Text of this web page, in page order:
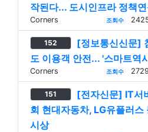
작된다... 도시인프라 정책
Corners 조회수
152
[정보통신신문]
도 이용객 안전... '스마트역
Corners 조회수 2729
151
[전자신문] IT서
회 현대자동차, LG유플러
시상